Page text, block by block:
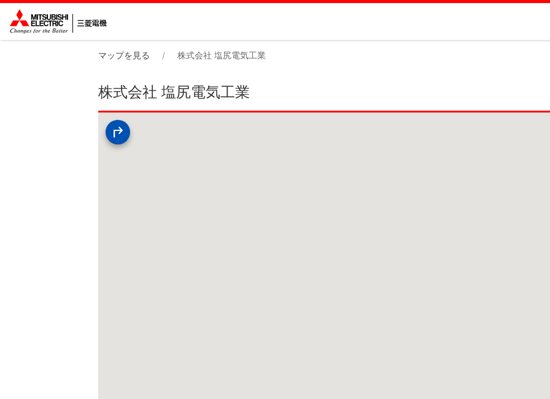
マップを見る 株式会社 塩尻電気工業
株式会社 塩尻電気工業